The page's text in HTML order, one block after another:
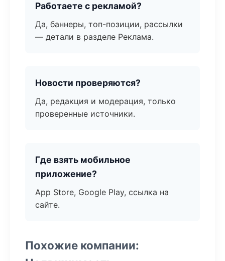
Работаете с рекламой?
Да, баннеры, топ-позиции, рассылки
— детали в разделе Реклама.
Новости проверяются?
Да, редакция и модерация, только
проверенные источники.
Где взять мобильное
приложение?
App Store, Google Play, ссылка на
сайте.
Похожие компании: